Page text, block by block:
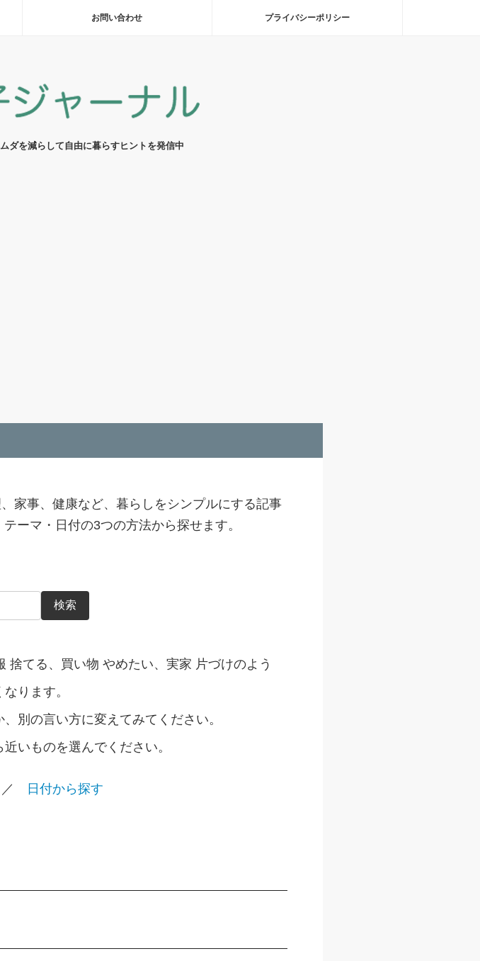
お問い合わせ プライバシーポリシー
ダを減らして自由に暮らすヒントを発信中
家事、健康など、暮らしをシンプルにする記事
ーマ・日付の3つの方法から探せます。
てる、買い物 やめたい、実家 片づけのよう
ります。
別の言い方に変えてみてください。
いものを選んでください。
日付から探す